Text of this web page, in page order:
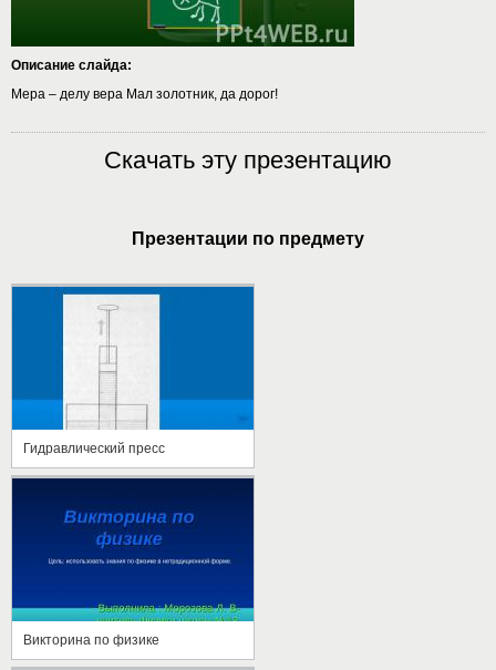
Описание слайда:
Мера – делу вера Мал золотник, да дорог!
Скачать эту презентацию
Презентации по предмету
Гидравлический пресс
Викторина по физике